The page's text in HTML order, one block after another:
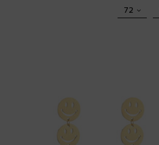
72